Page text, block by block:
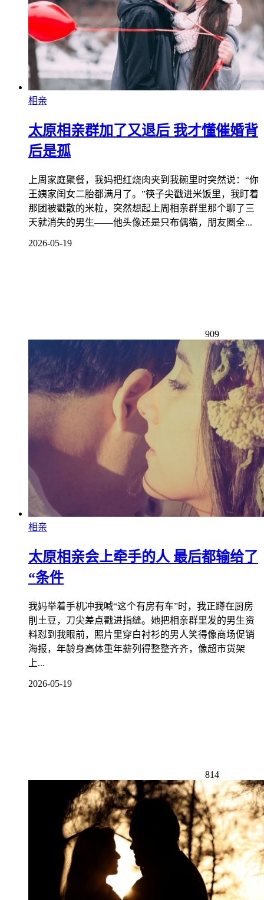
相亲
太原相亲群加了又退后 我才懂催婚背
后是孤
上周家庭聚餐，我妈把红烧肉夹到我碗里时突然说：“你
王姨家闺女二胎都满月了。”筷子尖戳进米饭里，我盯着
那团被戳散的米粒，突然想起上周相亲群里那个聊了三
天就消失的男生——他头像还是只布偶猫，朋友圈全...
2026-05-19
909
相亲
太原相亲会上牵手的人 最后都输给了
“条件
我妈举着手机冲我喊“这个有房有车”时，我正蹲在厨房
削土豆，刀尖差点戳进指缝。她把相亲群里发的男生资
料怼到我眼前，照片里穿白衬衫的男人笑得像商场促销
海报，年龄身高体重年薪列得整整齐齐，像超市货架
上...
2026-05-19
814